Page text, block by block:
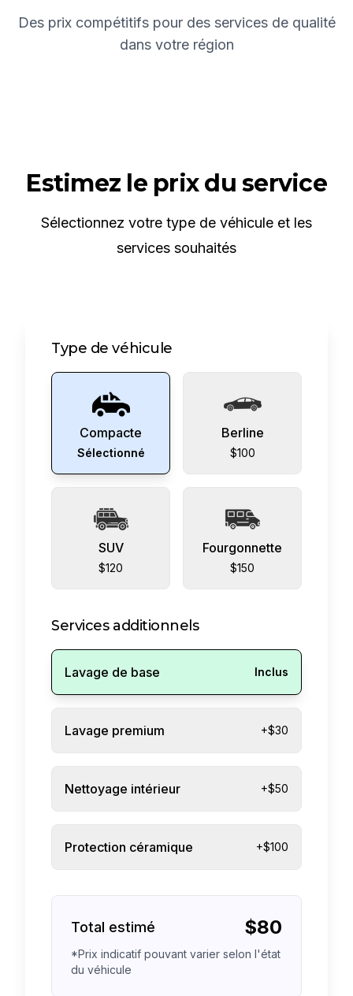
Des prix compétitifs pour des services de qualité
dans votre région
Estimez le prix du service
Sélectionnez votre type de véhicule et les
services souhaités
Type de véhicule
Compacte
Sélectionné
Berline
$100
SUV
$120
Fourgonnette
$150
Services additionnels
Lavage de base Inclus
Lavage premium +$30
Nettoyage intérieur +$50
Protection céramique +$100
Total estimé $80
*Prix indicatif pouvant varier selon l'état
du véhicule